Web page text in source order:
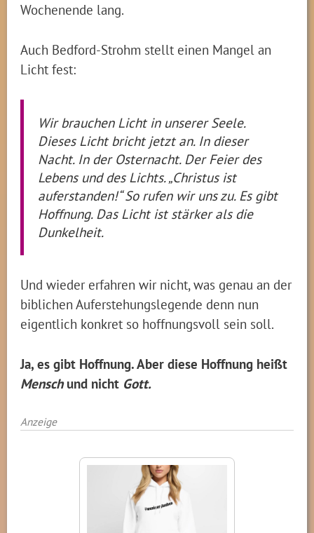
Wochenende lang.
Auch Bedford-Strohm stellt einen Mangel an
Licht fest:
Wir brauchen Licht in unserer Seele.
Dieses Licht bricht jetzt an. In dieser
Nacht. In der Osternacht. Der Feier des
Lebens und des Lichts. „Christus ist
auferstanden!“ So rufen wir uns zu. Es gibt
Hoffnung. Das Licht ist stärker als die
Dunkelheit.
Und wieder erfahren wir nicht, was genau an der
biblichen Auferstehungslegende denn nun
eigentlich konkret so hoffnungsvoll sein soll.
Ja, es gibt Hoffnung. Aber diese Hoffnung heißt
Menschund nicht Gott.
Anzeige